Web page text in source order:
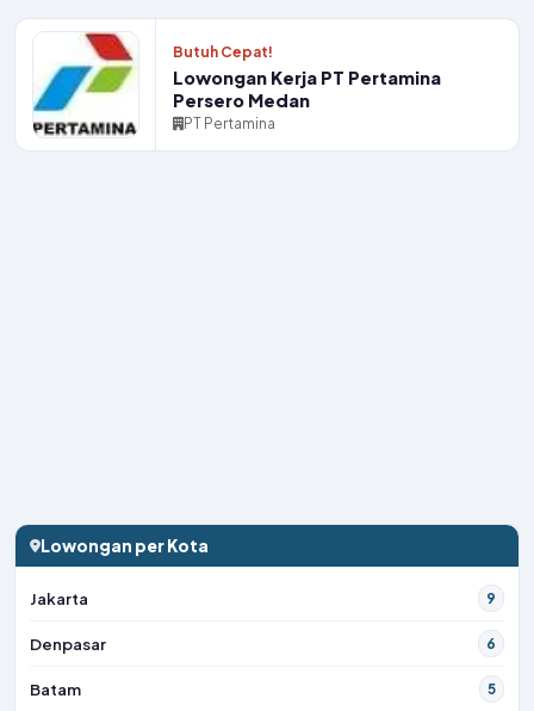
Butuh Cepat!
Lowongan Kerja PT Pertamina
Persero Medan
PT Pertamina
Lowongan per Kota
Jakarta 9
Denpasar 6
Batam 5